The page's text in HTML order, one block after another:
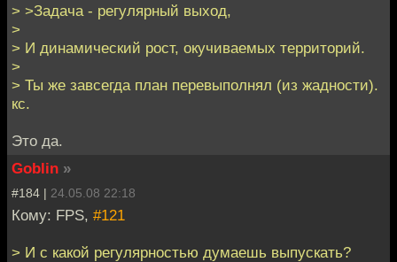
> >Задача - регулярный выход,
>
> И динамический рост, окучиваемых территорий.
>
> Ты же завсегда план перевыполнял (из жадности).
кс.
Это да.
Goblin »
#184 | 24.05.08 22:18
Кому: FPS, #121
> И с какой регулярностью думаешь выпускать?